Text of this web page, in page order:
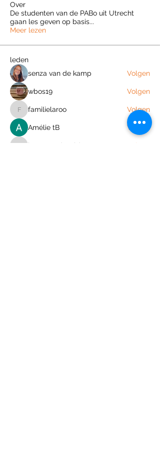
Over
De studenten van de PABo uit Utrecht
gaan les geven op basis...
Meer lezen
leden
senza van de kamp
Volgen
wbos19 Volgen
familielaroo
familielaroo Volgen
Amélie tB Volgen
immevandevelde
Volgen